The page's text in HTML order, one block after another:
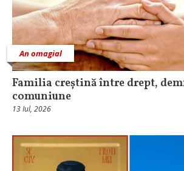
An omagial
Familia creștină între drept,
comuniune
13 Iul, 2026